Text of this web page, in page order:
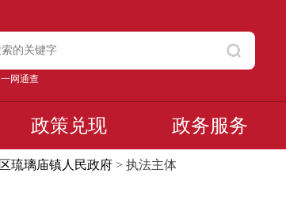
一网通查
政策兑现 政务服务
琉璃庙镇人民政府 > 执法主体